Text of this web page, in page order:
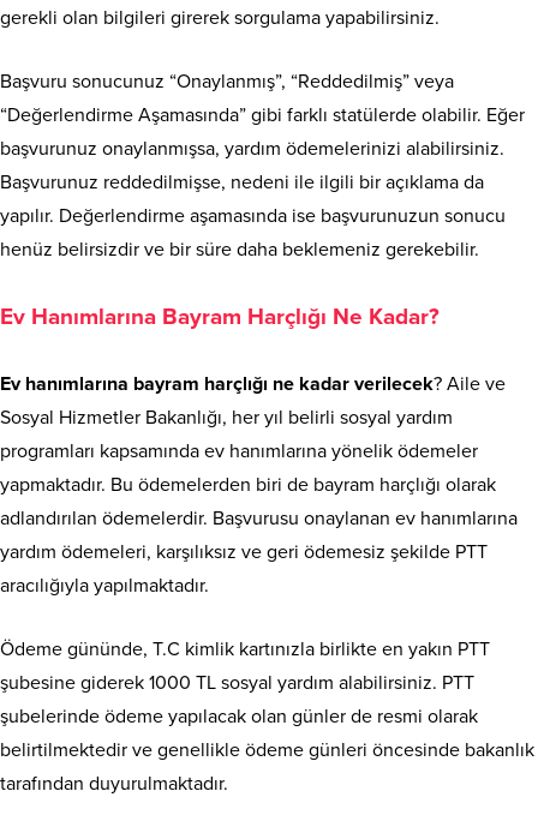
gerekli olan bilgileri girerek sorgulama yapabilirsiniz.
Başvuru sonucunuz “Onaylanmış”, “Reddedilmiş” veya
“Değerlendirme Aşamasında” gibi farklı statülerde olabilir. Eğer
başvurunuz onaylanmışsa, yardım ödemelerinizi alabilirsiniz.
Başvurunuz reddedilmişse, nedeni ile ilgili bir açıklama da
yapılır. Değerlendirme aşamasında ise başvurunuzun sonucu
henüz belirsizdir ve bir süre daha beklemeniz gerekebilir.
Ev Hanımlarına Bayram Harçlığı Ne Kadar?
Ev hanımlarına bayram harçlığı ne kadar verilecek? Aile ve
Sosyal Hizmetler Bakanlığı, her yıl belirli sosyal yardım
programları kapsamında ev hanımlarına yönelik ödemeler
yapmaktadır. Bu ödemelerden biri de bayram harçlığı olarak
adlandırılan ödemelerdir. Başvurusu onaylanan ev hanımlarına
yardım ödemeleri, karşılıksız ve geri ödemesiz şekilde PTT
aracılığıyla yapılmaktadır.
Ödeme gününde, T.C kimlik kartınızla birlikte en yakın PTT
şubesine giderek 1000 TL sosyal yardım alabilirsiniz. PTT
şubelerinde ödeme yapılacak olan günler de resmi olarak
belirtilmektedir ve genellikle ödeme günleri öncesinde bakanlık
tarafından duyurulmaktadır.